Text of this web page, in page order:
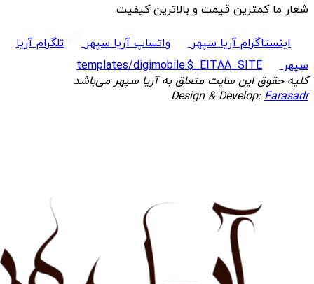
شعار ما کمترین قیمت و بالاترین کیفیت
اینستاگرام آریا سپهر واتساپ آریا سپهر
تلگرام آریا
سپهر
templates/digimobile.$_EITAA_SITE
کلیه حقوق این سایت متعلق به آریا سپهر می‌باشد
Design & Develop:Farasadr